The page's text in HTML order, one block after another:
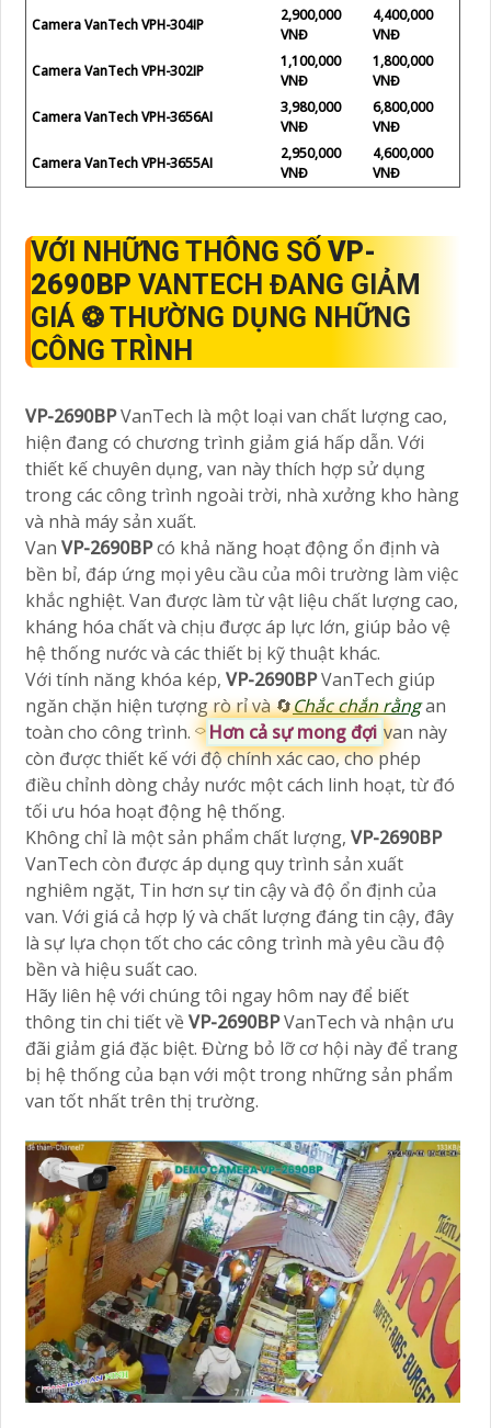
Camera VanTech VPH-304IP
2,900,000
VNĐ
4,400,000
VNĐ
Camera VanTech VPH-302IP
1,100,000
VNĐ
1,800,000
VNĐ
Camera VanTech VPH-3656AI
3,980,000
VNĐ
6,800,000
VNĐ
Camera VanTech VPH-3655AI
2,950,000
VNĐ
4,600,000
VNĐ
VỚI NHỮNG THÔNG SỐ VP-
2690BP VANTECH ĐANG GIẢM
GIÁ ❂ THƯỜNG DỤNG NHỮNG
CÔNG TRÌNH
VP-2690BPVanTech là một loại van chất lượng cao,
hiện đang có chương trình giảm giá hấp dẫn. Với
thiết kế chuyên dụng, van này thích hợp sử dụng
trong các công trình ngoài trời, nhà xưởng kho hàng
và nhà máy sản xuất.
Van VP-2690BPcó khả năng hoạt động ổn định và
bền bỉ, đáp ứng mọi yêu cầu của môi trường làm việc
khắc nghiệt. Van được làm từ vật liệu chất lượng cao,
kháng hóa chất và chịu được áp lực lớn, giúp bảo vệ
hệ thống nước và các thiết bị kỹ thuật khác.
Với tính năng khóa kép, VP-2690BPVanTech giúp
ngăn chặn hiện tượng rò rỉ và 🔄Chắc chắn rằngan
toàn cho công trình. ⌔Hơn cả sự mong đợi van này
còn được thiết kế với độ chính xác cao, cho phép
điều chỉnh dòng chảy nước một cách linh hoạt, từ đó
tối ưu hóa hoạt động hệ thống.
Không chỉ là một sản phẩm chất lượng, VP-2690BP
VanTech còn được áp dụng quy trình sản xuất
nghiêm ngặt, Tin hơn sự tin cậy và độ ổn định của
van. Với giá cả hợp lý và chất lượng đáng tin cậy, đây
là sự lựa chọn tốt cho các công trình mà yêu cầu độ
bền và hiệu suất cao.
Hãy liên hệ với chúng tôi ngay hôm nay để biết
thông tin chi tiết vềVP-2690BPVanTech và nhận ưu
đãi giảm giá đặc biệt. Đừng bỏ lỡ cơ hội này để trang
bị hệ thống của bạn với một trong những sản phẩm
van tốt nhất trên thị trường.